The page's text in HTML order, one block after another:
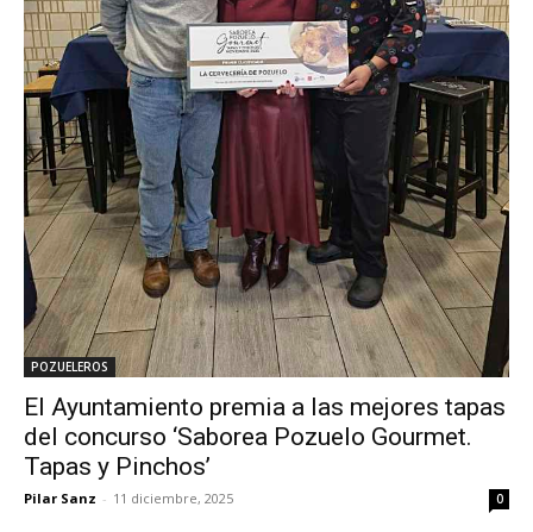
POZUELEROS
El Ayuntamiento premia a las mejores tapas
del concurso ‘Saborea Pozuelo Gourmet.
Tapas y Pinchos’
Pilar Sanz - 11 diciembre, 2025 0